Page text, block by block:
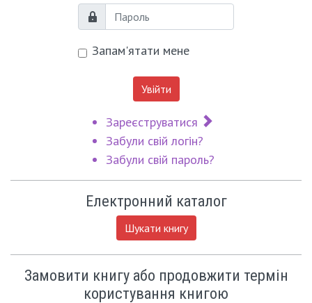
Пароль
Запам'ятати мене
Увійти
Зареєструватися
Забули свій логін?
Забули свій пароль?
Електронний каталог
Шукати книгу
Замовити книгу або продовжити термін
користування книгою